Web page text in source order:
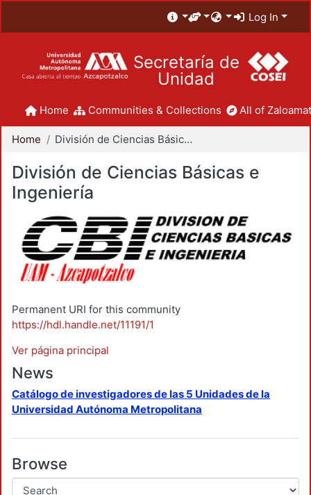
Log In
Secretaría de
Unidad
Home Communities & Collections All of
Home División de Ciencias Básicas e Ingeniería
División de Ciencias Básicas e
Ingeniería
Permanent URI for this community
https://hdl.handle.net/11191/1
Ver página principal
News
Catálogo de investigadores de las 5 Unidades de la
Universidad Autónoma Metropolitana
Browse